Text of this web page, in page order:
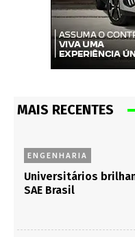
MAIS RECENTES
ENGENHARIA
Universitários
SAE Brasil